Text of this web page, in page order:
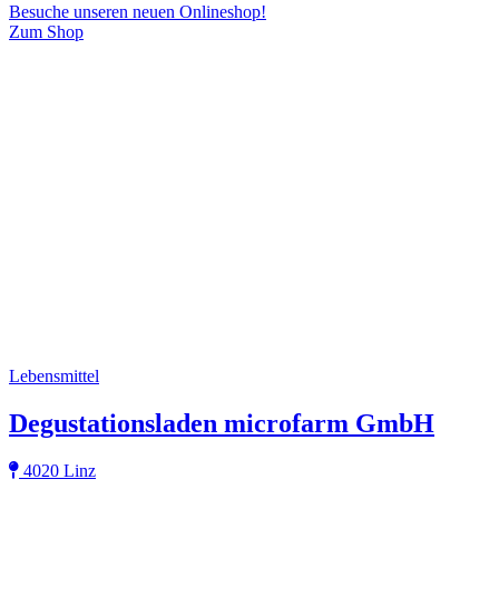
Besuche unseren neuen Onlineshop!
Zum Shop
Lebensmittel
Degustationsladen microfarm GmbH
4020 Linz